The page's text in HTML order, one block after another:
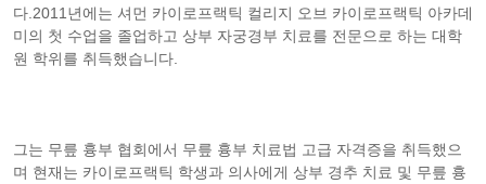
다.2011년에는 셔먼 카이로프랙틱 컬리지 오브 카이로프랙틱 아카데
미의 첫 수업을 졸업하고 상부 자궁경부 치료를 전문으로 하는 대학
원 학위를 취득했습니다.
그는 무릎 흉부 협회에서 무릎 흉부 치료법 고급 자격증을 취득했으
며 현재는 카이로프랙틱 학생과 의사에게 상부 경추 치료 및 무릎 흉